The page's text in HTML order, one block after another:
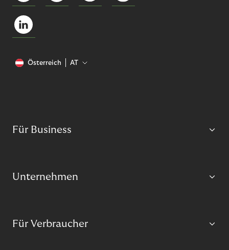
Österreich AT
Für Business
Unternehmen
Für Verbraucher